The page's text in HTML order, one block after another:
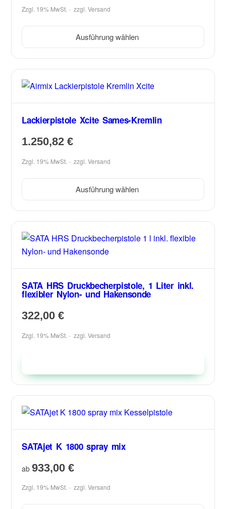
Zzgl. 19% MwSt. zzgl.Versand
Ausführung wählen
Lackierpistole Xcite Sames-Kremlin
1.250,82€
Zzgl. 19% MwSt. zzgl.Versand
Ausführung wählen
SATA HRS Druckbecherpistole, 1 Liter inkl.
flexibler Nylon- und Hakensonde
322,00€
Zzgl. 19% MwSt. zzgl.Versand
SATAjet K 1800 spray mix
ab933,00€
Zzgl. 19% MwSt. zzgl.Versand